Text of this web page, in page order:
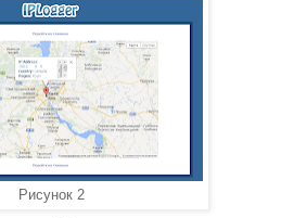
Рисунок 2